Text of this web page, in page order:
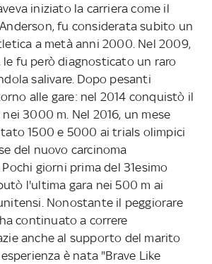
iniziato la carriera come il
fu considerata subito un
a metà anni 2000. Nel 2009,
le fu però diagnosticato un raro
salivare. Dopo pesanti
alle gare: nel 2014 conquistò il
3000 m. Nel 2016, un mese
1500 e 5000 ai trials olimpici
del nuovo carcinoma
giorni prima del 31esimo
l'ultima gara nei 500 m ai
Nonostante il peggiorare
continuato a correre
anche al supporto del marito
è nata "Brave Like